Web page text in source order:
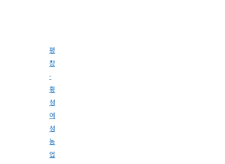
평
창
·
횡
성
여
성
농
업